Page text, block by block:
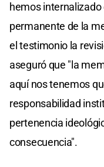
hemos
permanente de la
el testimonio la
aseguró que "la
aquí nos tenemos
responsabilidad
pertenencia
consecuencia".